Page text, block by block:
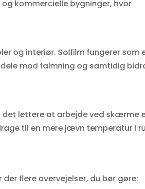
kommercielle bygninger, hvor
og interiør. Solfilm fungerer som
mod falmning og samtidig
lettere at arbejde ved skærme
til en mere jævn temperatur i
flere overvejelser, du bør gøre: